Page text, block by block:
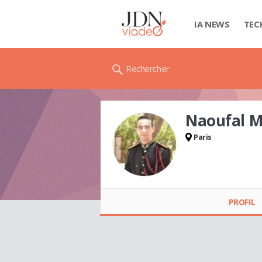
IA NEWS
Rechercher
Naoufal
Paris
PROFIL